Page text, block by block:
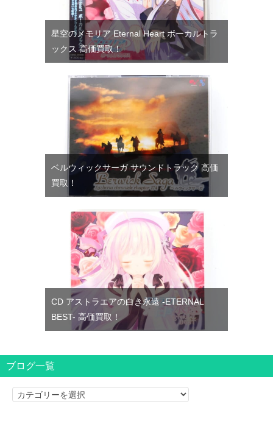
星空のメモリア Eternal Heart ボーカルトラ
ックス 高価買取！
ベルウィックサーガ サウンドトラック 高価
買取！
CD アストラエアの白き永遠 -ETERNAL
BEST- 高価買取！
ブログ一覧
ブ